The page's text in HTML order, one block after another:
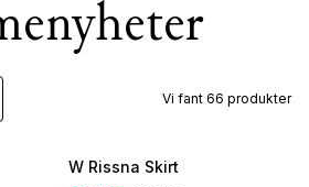
Vi fant 66 produkter
W Rissna Skirt